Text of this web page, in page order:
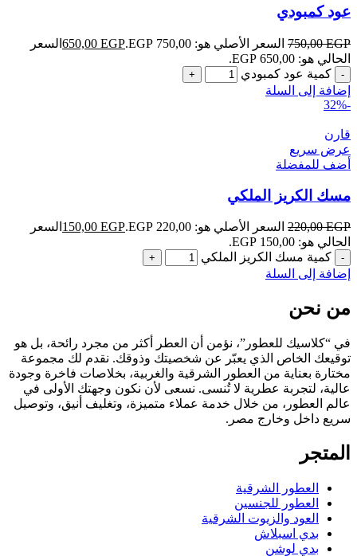
عود كمبودي
750,00EGP السعر الأصلي هو: 750,00 EGP. 650,00 EGP
السعر
الحالي هو: 650,00 EGP.
كمية عود كمبودي
إضافة إلى السلة
-32%
قارن
عرض سريع
أضف للمفضلة
مسك الكريز الملكي
220,00EGP السعر الأصلي هو: 220,00 EGP. 150,00 EGP
السعر
الحالي هو: 150,00 EGP.
كمية مسك الكريز الملكي
إضافة إلى السلة
من نحن
في “كلاسيك للعطور”، نؤمن أن العطر أكثر من مجرد رائحة، بل هو
توقيعك الخاص الذي يعبّر عن شخصيتك وذوقك. نقدم لك مجموعة
مختارة بعناية من العطور الشرقية والغربية، بخلاصات فاخرة وجودة
عالية، لتجربة عطرية لا تُنسى. نسعى لأن نكون وجهتك الأولى في
عالم العطور، من خلال خدمة عملاء متميزة، وتغليف أنيق، وتوصيل
سريع داخل وخارج مصر.
المتجر
العطور الشرقية
العطور للجنسين
العود والزيوت الشرقية
بدي اسبلاش
بدي لوشن